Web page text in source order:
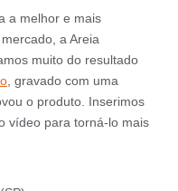
a melhor e mais
a Areia
muito do resultado
, gravado com uma
o produto. Inserimos
vídeo para torná-lo mais